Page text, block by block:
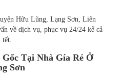
Hữu Lũng, Lạng Sơn, Liên
về dịch vụ, phục vụ 24/24 kể cả
Tại Nhà Gía Rẻ Ở
Sơn